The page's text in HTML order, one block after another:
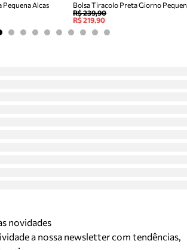
Pequena Alcas
Bolsa Tiracolo Preta Giorno
R$ 239,90
R$ 219,90
novidades
a nossa newsletter com tendências,